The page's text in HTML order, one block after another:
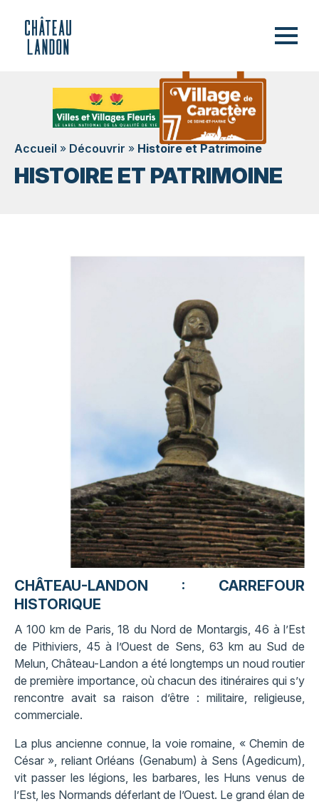
Accueil » Découvrir » Histoire et Patrimoine
HISTOIRE ET PATRIMOINE
CHÂTEAU-LANDON : CARREFOUR
HISTORIQUE
A 100 km de Paris, 18 du Nord de Montargis, 46 à l’Est
de Pithiviers, 45 à l’Ouest de Sens, 63 km au Sud de
Melun, Château-Landon a été longtemps un noud routier
de première importance, où chacun des itinéraires qui s’y
rencontre avait sa raison d’être : militaire, religieuse,
commerciale.
La plus ancienne connue, la voie romaine, « Chemin de
César », reliant Orléans (Genabum) à Sens (Agedicum),
vit passer les légions, les barbares, les Huns venus de
l’Est, les Normands déferlant de l’Ouest. Le grand élan de